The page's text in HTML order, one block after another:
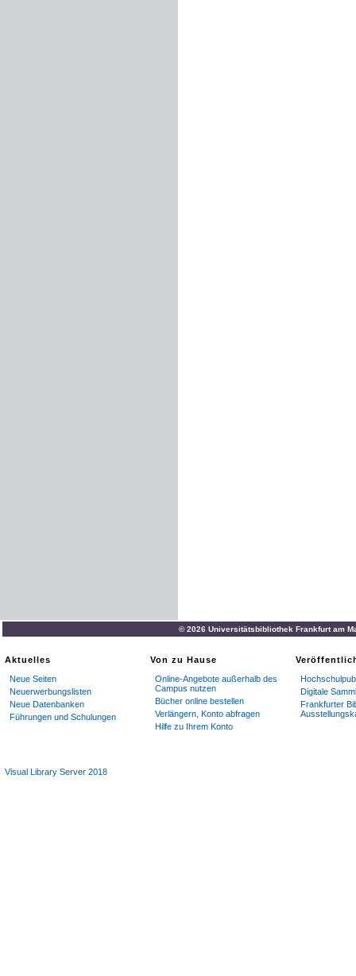
© 2026 Universitätsbibliothek Frankfurt am
Aktuelles
Neue Seiten
Neuerwerbungslisten
Neue Datenbanken
Führungen und Schulungen
Von zu Hause
Online-Angebote außerhalb des
Campus nutzen
Bücher online bestellen
Verlängern, Konto abfragen
Hilfe zu Ihrem Konto
Digitale
Frankfurter
Visual Library Server 2018